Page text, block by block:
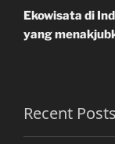
Post
Ekowisata di
yang
Recent Posts